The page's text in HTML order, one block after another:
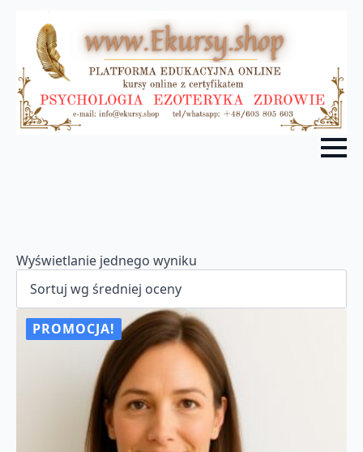
Wyświetlanie jednego wyniku
PROMOCJA!